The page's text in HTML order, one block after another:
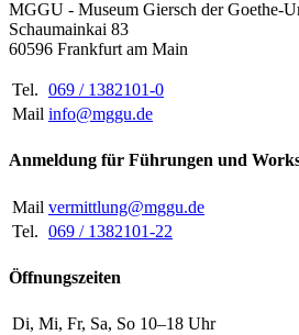
MGGU - Museum Giersch der Goethe-
Schaumainkai 83
60596 Frankfurt am Main
Tel. 069 / 1382101-0
Mail info@mggu.de
Anmeldung für Führungen und
Mail vermittlung@mggu.de
Tel. 069 / 1382101-22
Öffnungszeiten
Di, Mi, Fr, Sa, So 10–18 Uhr